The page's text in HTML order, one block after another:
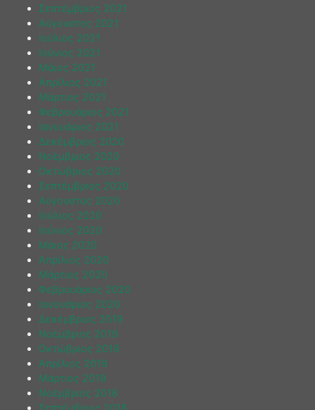
Σεπτέμβριος 2021
Αύγουστος 2021
Ιούλιος 2021
Ιούνιος 2021
Μάιος 2021
Απρίλιος 2021
Μάρτιος 2021
Φεβρουάριος 2021
Ιανουάριος 2021
Δεκέμβριος 2020
Νοέμβριος 2020
Οκτώβριος 2020
Σεπτέμβριος 2020
Αύγουστος 2020
Ιούλιος 2020
Ιούνιος 2020
Μάιος 2020
Απρίλιος 2020
Μάρτιος 2020
Φεβρουάριος 2020
Ιανουάριος 2020
Δεκέμβριος 2019
Νοέμβριος 2019
Οκτώβριος 2019
Απρίλιος 2019
Μάρτιος 2019
Νοέμβριος 2018